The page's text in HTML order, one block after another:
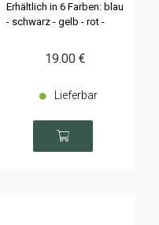
Erhältlich in 6 Farben: blau
- schwarz - gelb - rot -
19.00 €
Lieferbar